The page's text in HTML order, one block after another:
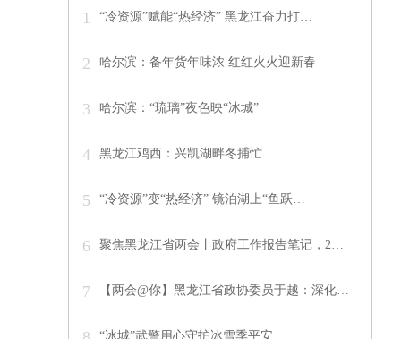
1 “冷资源”赋能“热经济” 黑龙江奋力打…
2 哈尔滨：备年货年味浓 红红火火迎新春
3 哈尔滨：“琉璃”夜色映“冰城”
4 黑龙江鸡西：兴凯湖畔冬捕忙
5 “冷资源”变“热经济” 镜泊湖上“鱼跃…
6 聚焦黑龙江省两会丨政府工作报告笔记，2…
7 【两会@你】黑龙江省政协委员于越：深化…
“冰城”武警用心守护冰雪季平安